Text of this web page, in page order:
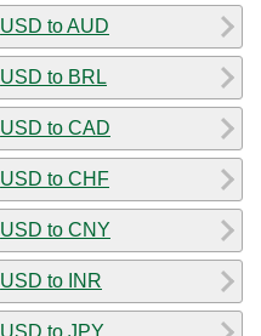
USD to AUD
USD to BRL
USD to CAD
USD to CHF
USD to CNY
USD to INR
USD to JPY